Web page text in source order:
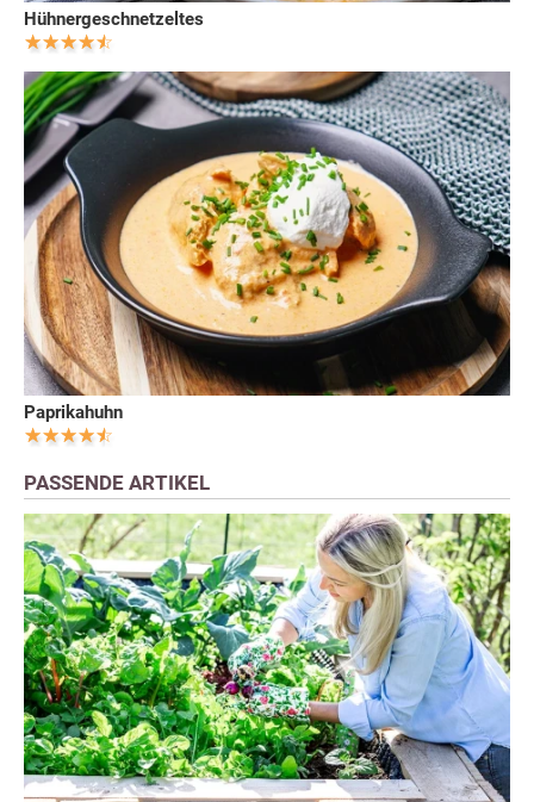
Hühnergeschnetzeltes
Paprikahuhn
PASSENDE ARTIKEL